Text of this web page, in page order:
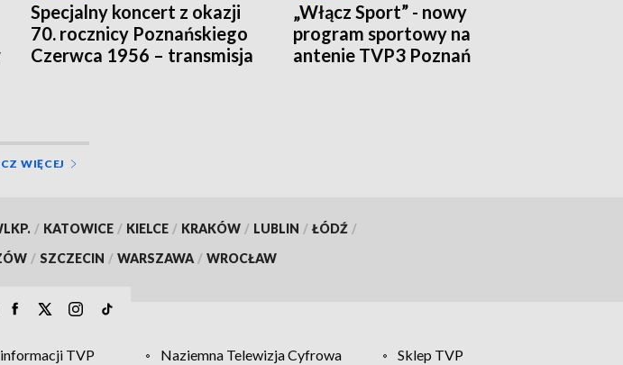
Specjalny koncert z okazji
70. rocznicy Poznańskiego
Czerwca 1956 – transmisja
„Włącz Sport” - nowy
program sportowy na
antenie TVP3 Poznań
WIĘCEJ
/ KATOWICE / KIELCE / KRAKÓW / LUBLIN / ŁÓDŹ /
/ SZCZECIN / WARSZAWA / WROCŁAW
TVP Naziemna Telewizja Cyfrowa
Sklep TVP